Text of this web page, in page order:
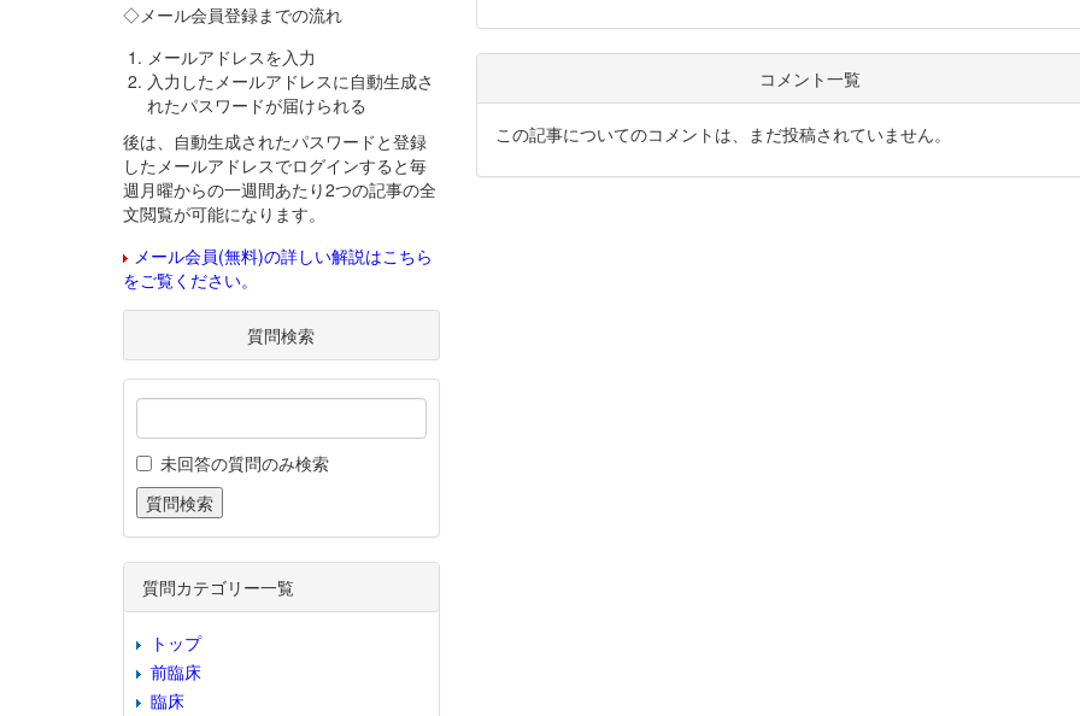
コメント一覧
この記事についてのコメントは、まだ投稿されていません。
◇メール会員登録までの流れ
メールアドレスを入力
入力したメールアドレスに自動生成さ
れたパスワードが届けられる
後は、自動生成されたパスワードと登録
したメールアドレスでログインすると毎
週月曜からの一週間あたり2つの記事の全
文閲覧が可能になります。
メール会員(無料)の詳しい解説はこちら
をご覧ください。
質問検索
未回答の質問のみ検索
質問カテゴリー一覧
トップ
前臨床
臨床